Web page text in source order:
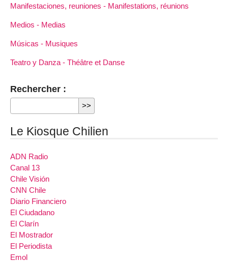
Manifestaciones, reuniones - Manifestations, réunions
Medios - Medias
Músicas - Musiques
Teatro y Danza - Théâtre et Danse
Rechercher :
Le Kiosque Chilien
ADN Radio
Canal 13
Chile Visión
CNN Chile
Diario Financiero
El Ciudadano
El Clarín
El Mostrador
El Periodista
Emol